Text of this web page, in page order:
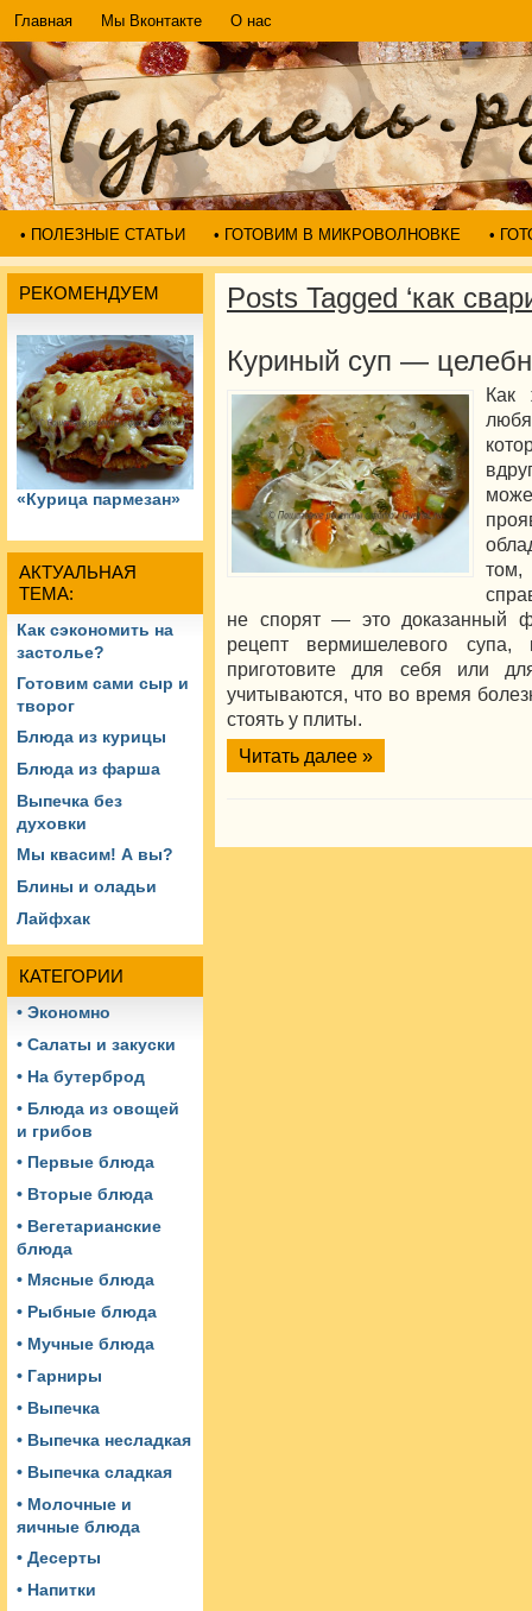
Главная Мы Вконтакте О нас
• ПОЛЕЗНЫЕ СТАТЬИ • ГОТОВИМ В МИКРОВОЛНОВКЕ •
РЕКОМЕНДУЕМ
«Курица пармезан»
АКТУАЛЬНАЯ
ТЕМА:
Как сэкономить на
застолье?
Готовим сами сыр и
творог
Блюда из курицы
Блюда из фарша
Выпечка без
духовки
Мы квасим! А вы?
Блины и оладьи
Лайфхак
КАТЕГОРИИ
• Экономно
• Салаты и закуски
• На бутерброд
• Блюда из овощей
и грибов
• Первые блюда
• Вторые блюда
• Вегетарианские
блюда
• Мясные блюда
• Рыбные блюда
• Мучные блюда
• Гарниры
• Выпечка
• Выпечка несладкая
• Выпечка сладкая
• Молочные и
яичные блюда
• Десерты
• Напитки
Posts Tagged ‘как
Куриный суп —
Как
не спорят — это доказанный
рецепт вермишелевого
приготовите для себя или
учитываются, что во время
стоять у плиты.
Читать далее »